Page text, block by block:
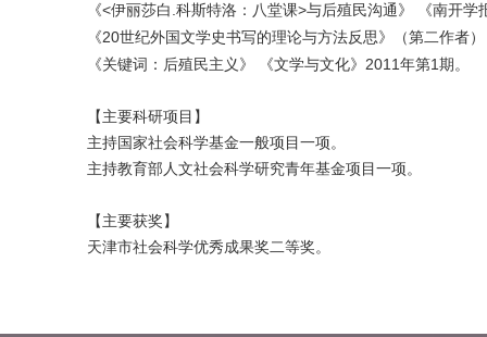
《<伊丽莎白.科斯特洛：八堂课>与后殖民沟通》 《南开
《20世纪外国文学史书写的理论与方法反思》（第二作者
《关键词：后殖民主义》 《文学与文化》2011年第1期。
【主要科研项目】
主持国家社会科学基金一般项目一项。
主持教育部人文社会科学研究青年基金项目一项。
【主要获奖】
天津市社会科学优秀成果奖二等奖。